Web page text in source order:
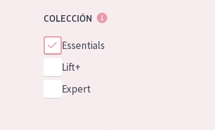
COLECCIÓN
Essentials
Lift+
Expert